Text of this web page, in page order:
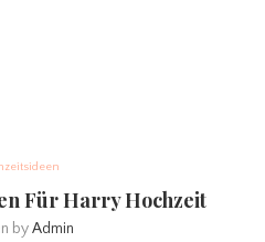
Für Harry Hochzeit
byAdmin